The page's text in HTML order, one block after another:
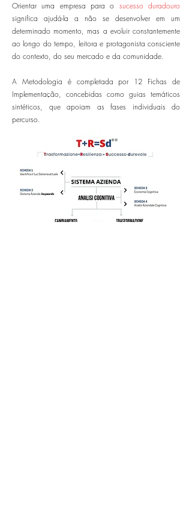
Orientar uma empresa para o sucesso duradouro
significa ajudá-la a não se desenvolver em um
determinado momento, mas a evoluir constantemente
ao longo do tempo, leitora e protagonista consciente
do contexto, do seu mercado e da comunidade.
A Metodologia é completada por 12 Fichas de
Implementação, concebidas como guias temáticos
sintéticos, que apoiam as fases individuais do
percurso.